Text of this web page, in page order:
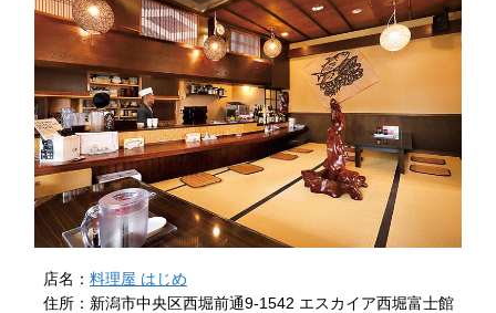
店名： 料理屋 はじめ
住所：新潟市中央区西堀前通9-1542 エスカイア西堀富士館